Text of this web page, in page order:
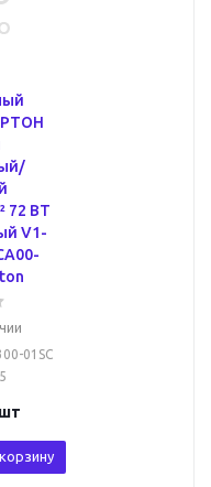
72 ВТ
V1-
01SC